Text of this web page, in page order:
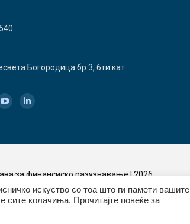
Богородица бр.3, 6ти кат
YouTube
in
new
Linkedin
in
new
за финансиско разузнавање | 2026
за приватност| Политика за колачиња
искуство со тоа што ги памети вашите
сите колачиња. Прочитајте повеќе за